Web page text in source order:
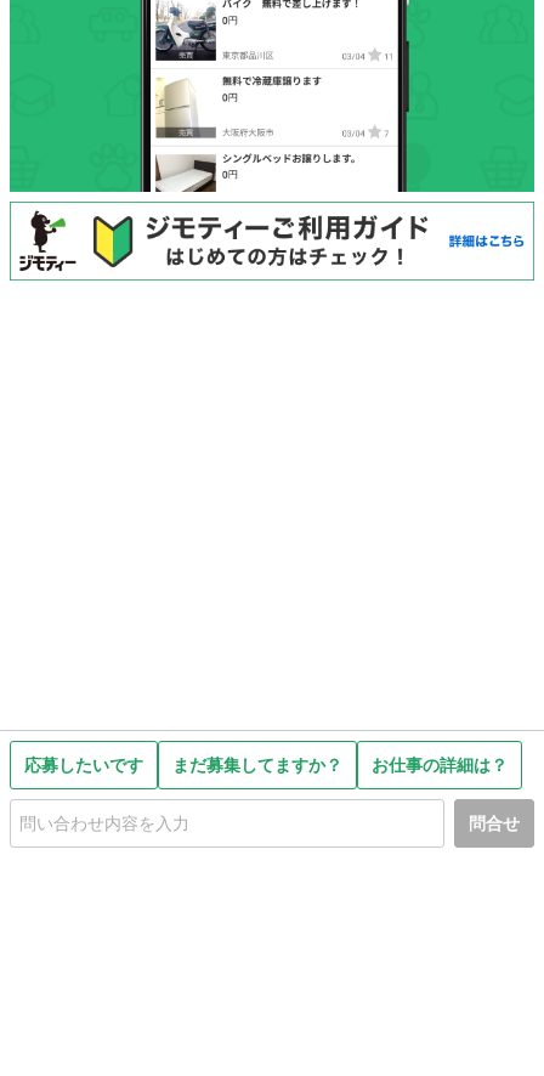
応募したいです まだ募集してますか？ お仕事の詳細は？
問合せ